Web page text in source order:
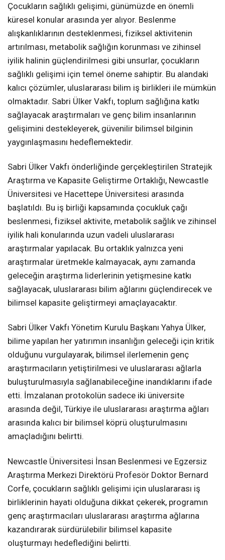
Çocukların sağlıklı gelişimi, günümüzde en önemli
küresel konular arasında yer alıyor. Beslenme
alışkanlıklarının desteklenmesi, fiziksel aktivitenin
artırılması, metabolik sağlığın korunması ve zihinsel
iyilik halinin güçlendirilmesi gibi unsurlar, çocukların
sağlıklı gelişimi için temel öneme sahiptir. Bu alandaki
kalıcı çözümler, uluslararası bilim iş birlikleri ile mümkün
olmaktadır. Sabri Ülker Vakfı, toplum sağlığına katkı
sağlayacak araştırmaları ve genç bilim insanlarının
gelişimini destekleyerek, güvenilir bilimsel bilginin
yaygınlaşmasını hedeflemektedir.
Sabri Ülker Vakfı önderliğinde gerçekleştirilen Stratejik
Araştırma ve Kapasite Geliştirme Ortaklığı, Newcastle
Üniversitesi ve Hacettepe Üniversitesi arasında
başlatıldı. Bu iş birliği kapsamında çocukluk çağı
beslenmesi, fiziksel aktivite, metabolik sağlık ve zihinsel
iyilik hali konularında uzun vadeli uluslararası
araştırmalar yapılacak. Bu ortaklık yalnızca yeni
araştırmalar üretmekle kalmayacak, aynı zamanda
geleceğin araştırma liderlerinin yetişmesine katkı
sağlayacak, uluslararası bilim ağlarını güçlendirecek ve
bilimsel kapasite geliştirmeyi amaçlayacaktır.
Sabri Ülker Vakfı Yönetim Kurulu Başkanı Yahya Ülker,
bilime yapılan her yatırımın insanlığın geleceği için kritik
olduğunu vurgulayarak, bilimsel ilerlemenin genç
araştırmacıların yetiştirilmesi ve uluslararası ağlarla
buluşturulmasıyla sağlanabileceğine inandıklarını ifade
etti. İmzalanan protokolün sadece iki üniversite
arasında değil, Türkiye ile uluslararası araştırma ağları
arasında kalıcı bir bilimsel köprü oluşturulmasını
amaçladığını belirtti.
Newcastle Üniversitesi İnsan Beslenmesi ve Egzersiz
Araştırma Merkezi Direktörü Profesör Doktor Bernard
Corfe, çocukların sağlıklı gelişimi için uluslararası iş
birliklerinin hayati olduğuna dikkat çekerek, programın
genç araştırmacıları uluslararası araştırma ağlarına
kazandırarak sürdürülebilir bilimsel kapasite
oluşturmayı hedeflediğini belirtti.